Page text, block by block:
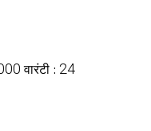
वारंटी : 24